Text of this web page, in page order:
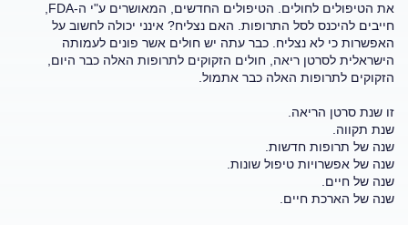
את הטיפולים לחולים. הטיפולים החדשים, המאושרים ע"י ה-FDA,
חייבים להיכנס לסל התרופות. האם נצליח? אינני יכולה לחשוב על
האפשרות כי לא נצליח. כבר עתה יש חולים אשר פונים לעמותה
הישראלית לסרטן ריאה, חולים הזקוקים לתרופות האלה כבר היום,
הזקוקים לתרופות האלה כבר אתמול.
זו שנת סרטן הריאה.
שנת תקווה.
שנה של תרופות חדשות.
שנה של אפשרויות טיפול שונות.
שנה של חיים.
שנה של הארכת חיים.